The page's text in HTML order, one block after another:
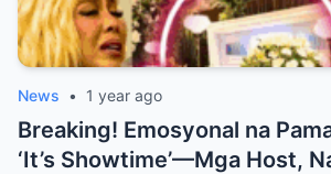
News • 1 year ago
Breaking! Emosyonal na
‘It’s Showtime’—Mga Host,